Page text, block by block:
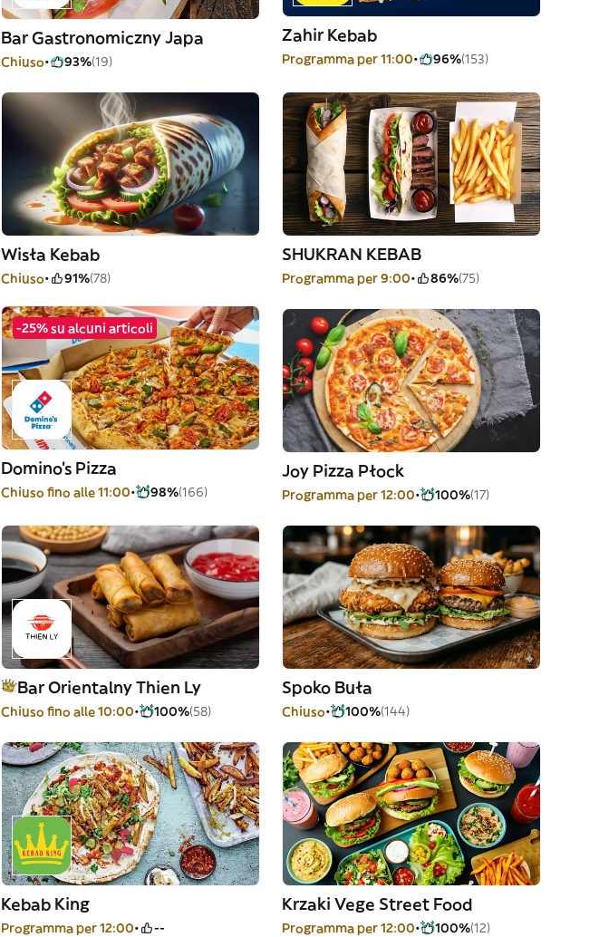
Bar Gastronomiczny Japa
Chiuso 93%(19)
Zahir Kebab
Programma per 11:00 96%(153)
Wisła Kebab
Chiuso 91%(78)
SHUKRAN KEBAB
Programma per 9:00 86%(75)
-25% su alcuni articoli
Domino's Pizza
Chiuso fino alle 11:00 98%(166)
Joy Pizza Płock
Programma per 12:00 100%(17)
Bar Orientalny Thien Ly
Chiuso fino alle 10:00 100%(58)
Spoko Buła
Chiuso 100%(144)
Kebab King
Programma per 12:00 --
Krzaki Vege Street Food
Programma per 12:00 100%(12)